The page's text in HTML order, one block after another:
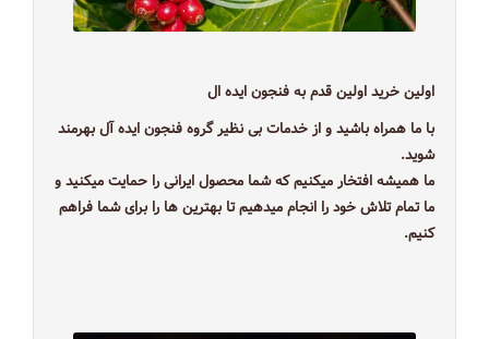
اولین خرید اولین قدم به فنجون ایده ال
با ما همراه باشید و از خدمات بی نظیر گروه فنجون ایده آل بهرمند
شوید.
ما همیشه افتخار میکنیم که شما محصول ایرانی را حمایت میکنید و
ما تمام تلاش خود را انجام میدهیم تا بهترین ها را برای شما فراهم
کنیم.